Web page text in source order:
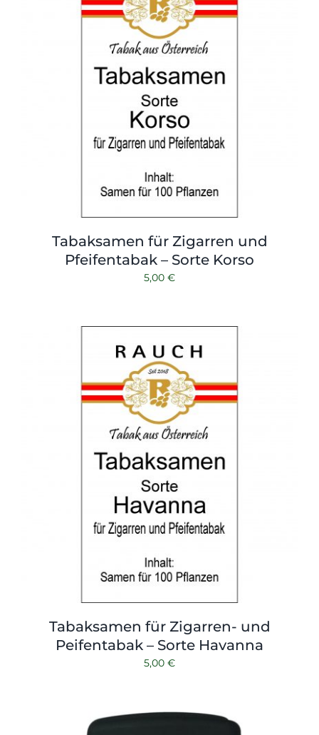
Tabaksamen für Zigarren und
Pfeifentabak – Sorte Korso
5,00 €
Tabaksamen für Zigarren- und
Peifentabak – Sorte Havanna
5,00 €